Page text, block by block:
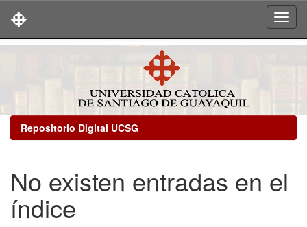
Repositorio Digital UCSG
No existen entradas en el
índice